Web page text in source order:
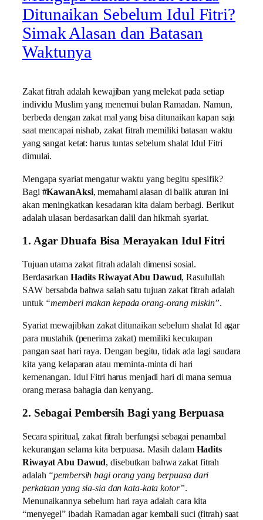
Ditunaikan Sebelum Idul Fitri?
Simak Alasan dan Batasan
Waktunya
Zakat fitrah adalah kewajiban yang melekat pada setiap
individu Muslim yang menemui bulan Ramadan. Namun,
berbeda dengan zakat mal yang bisa ditunaikan kapan saja
saat mencapai nishab, zakat fitrah memiliki batasan waktu
yang sangat ketat: harus tuntas sebelum shalat Idul Fitri
dimulai.
Mengapa syariat mengatur waktu yang begitu spesifik?
Bagi #KawanAksi, memahami alasan di balik aturan ini
akan meningkatkan kesadaran kita dalam berbagi. Berikut
adalah ulasan berdasarkan dalil dan hikmah syariat.
1. Agar Dhuafa Bisa Merayakan Idul Fitri
Tujuan utama zakat fitrah adalah dimensi sosial.
Berdasarkan Hadits Riwayat Abu Dawud, Rasulullah
SAW bersabda bahwa salah satu tujuan zakat fitrah adalah
untuk “memberi makan kepada orang-orang miskin”.
Syariat mewajibkan zakat ditunaikan sebelum shalat Id agar
para mustahik (penerima zakat) memiliki kecukupan
pangan saat hari raya. Dengan begitu, tidak ada lagi saudara
kita yang kelaparan atau meminta-minta di hari
kemenangan. Idul Fitri harus menjadi hari di mana semua
orang merasa bahagia dan kenyang.
2. Sebagai Pembersih Bagi yang Berpuasa
Secara spiritual, zakat fitrah berfungsi sebagai penambal
kekurangan selama kita berpuasa. Masih dalam Hadits
Riwayat Abu Dawud, disebutkan bahwa zakat fitrah
adalah “pembersih bagi orang yang berpuasa dari
perkataan yang sia-sia dan kata-kata kotor”.
Menunaikannya sebelum hari raya adalah cara kita
“menyegel” ibadah Ramadan agar kembali suci (fitrah) saat